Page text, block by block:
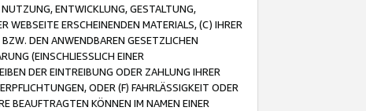
ENTWICKLUNG, GESTALTUNG,
WEBSEITE ERSCHEINENDEN MATERIALS, (C) IHRER
DEN ANWENDBAREN GESETZLICHEN
(EINSCHLIESSLICH EINER
DER EINTREIBUNG ODER ZAHLUNG IHRER
ODER (F) FAHRLÄSSIGKEIT ODER
BEAUFTRAGTEN KÖNNEN IM NAMEN EINER